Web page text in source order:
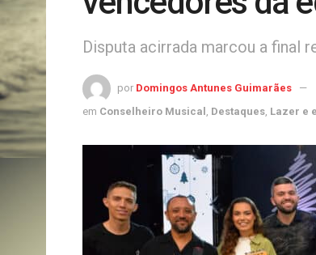
Disputa acirrada marcou a final
por Domingos Antunes Guimarães
em Conselheiro Musical Destaques Lazer e